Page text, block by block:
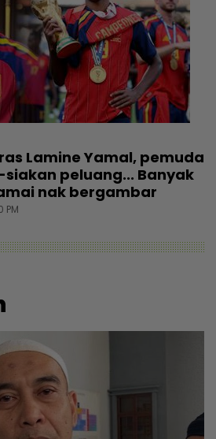
Lamine Yamal, pemuda
peluang... Banyak
nak bergambar
PM